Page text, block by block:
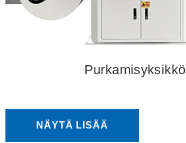
Purkamisyksikkö
NÄYTÄ LISÄÄ